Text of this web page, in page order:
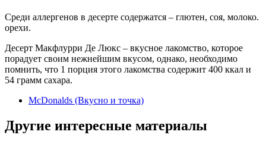
Среди аллергенов в десерте содержатся – глютен, соя, молоко.
орехи.
Десерт Макфлурри Де Люкс – вкусное лакомство, которое
порадует своим нежнейшим вкусом, однако, необходимо
помнить, что 1 порция этого лакомства содержит 400 ккал и
54 грамм сахара.
McDonalds (Вкусно и точка)
Другие интересные материалы